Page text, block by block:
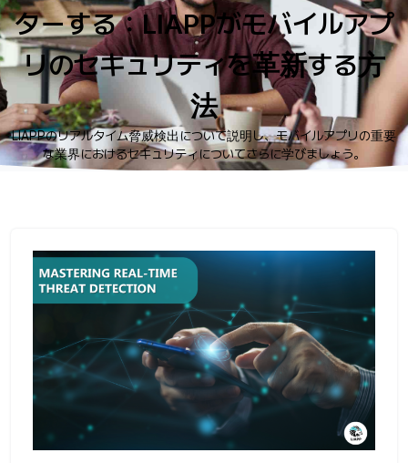
ターする：LIAPPがモバイルアプ
リのセキュリティを革新する方
法
LIAPPのリアルタイム脅威検出について説明し、モバイルアプリの重要
な業界におけるセキュリティについてさらに学びましょう。